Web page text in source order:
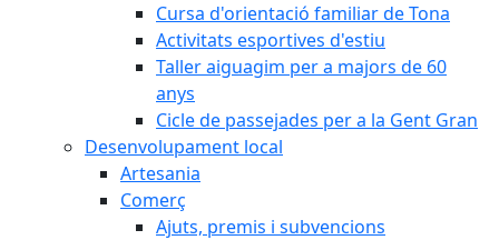
Cursa d'orientació familiar de Tona
Activitats esportives d'estiu
Taller aiguagim per a majors de 60
anys
Cicle de passejades per a la Gent Gran
Desenvolupament local
Artesania
Comerç
Ajuts, premis i subvencions